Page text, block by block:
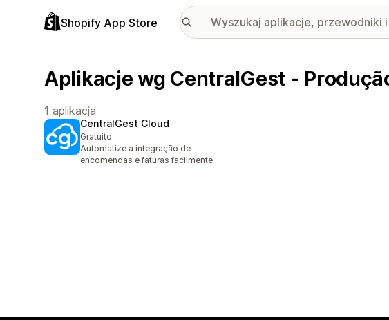
Shopify App Store
Aplikacje wg CentralGest -
1 aplikacja
CentralGest Cloud
Gratuito
Automatize a integração de
encomendas e faturas facilmente.